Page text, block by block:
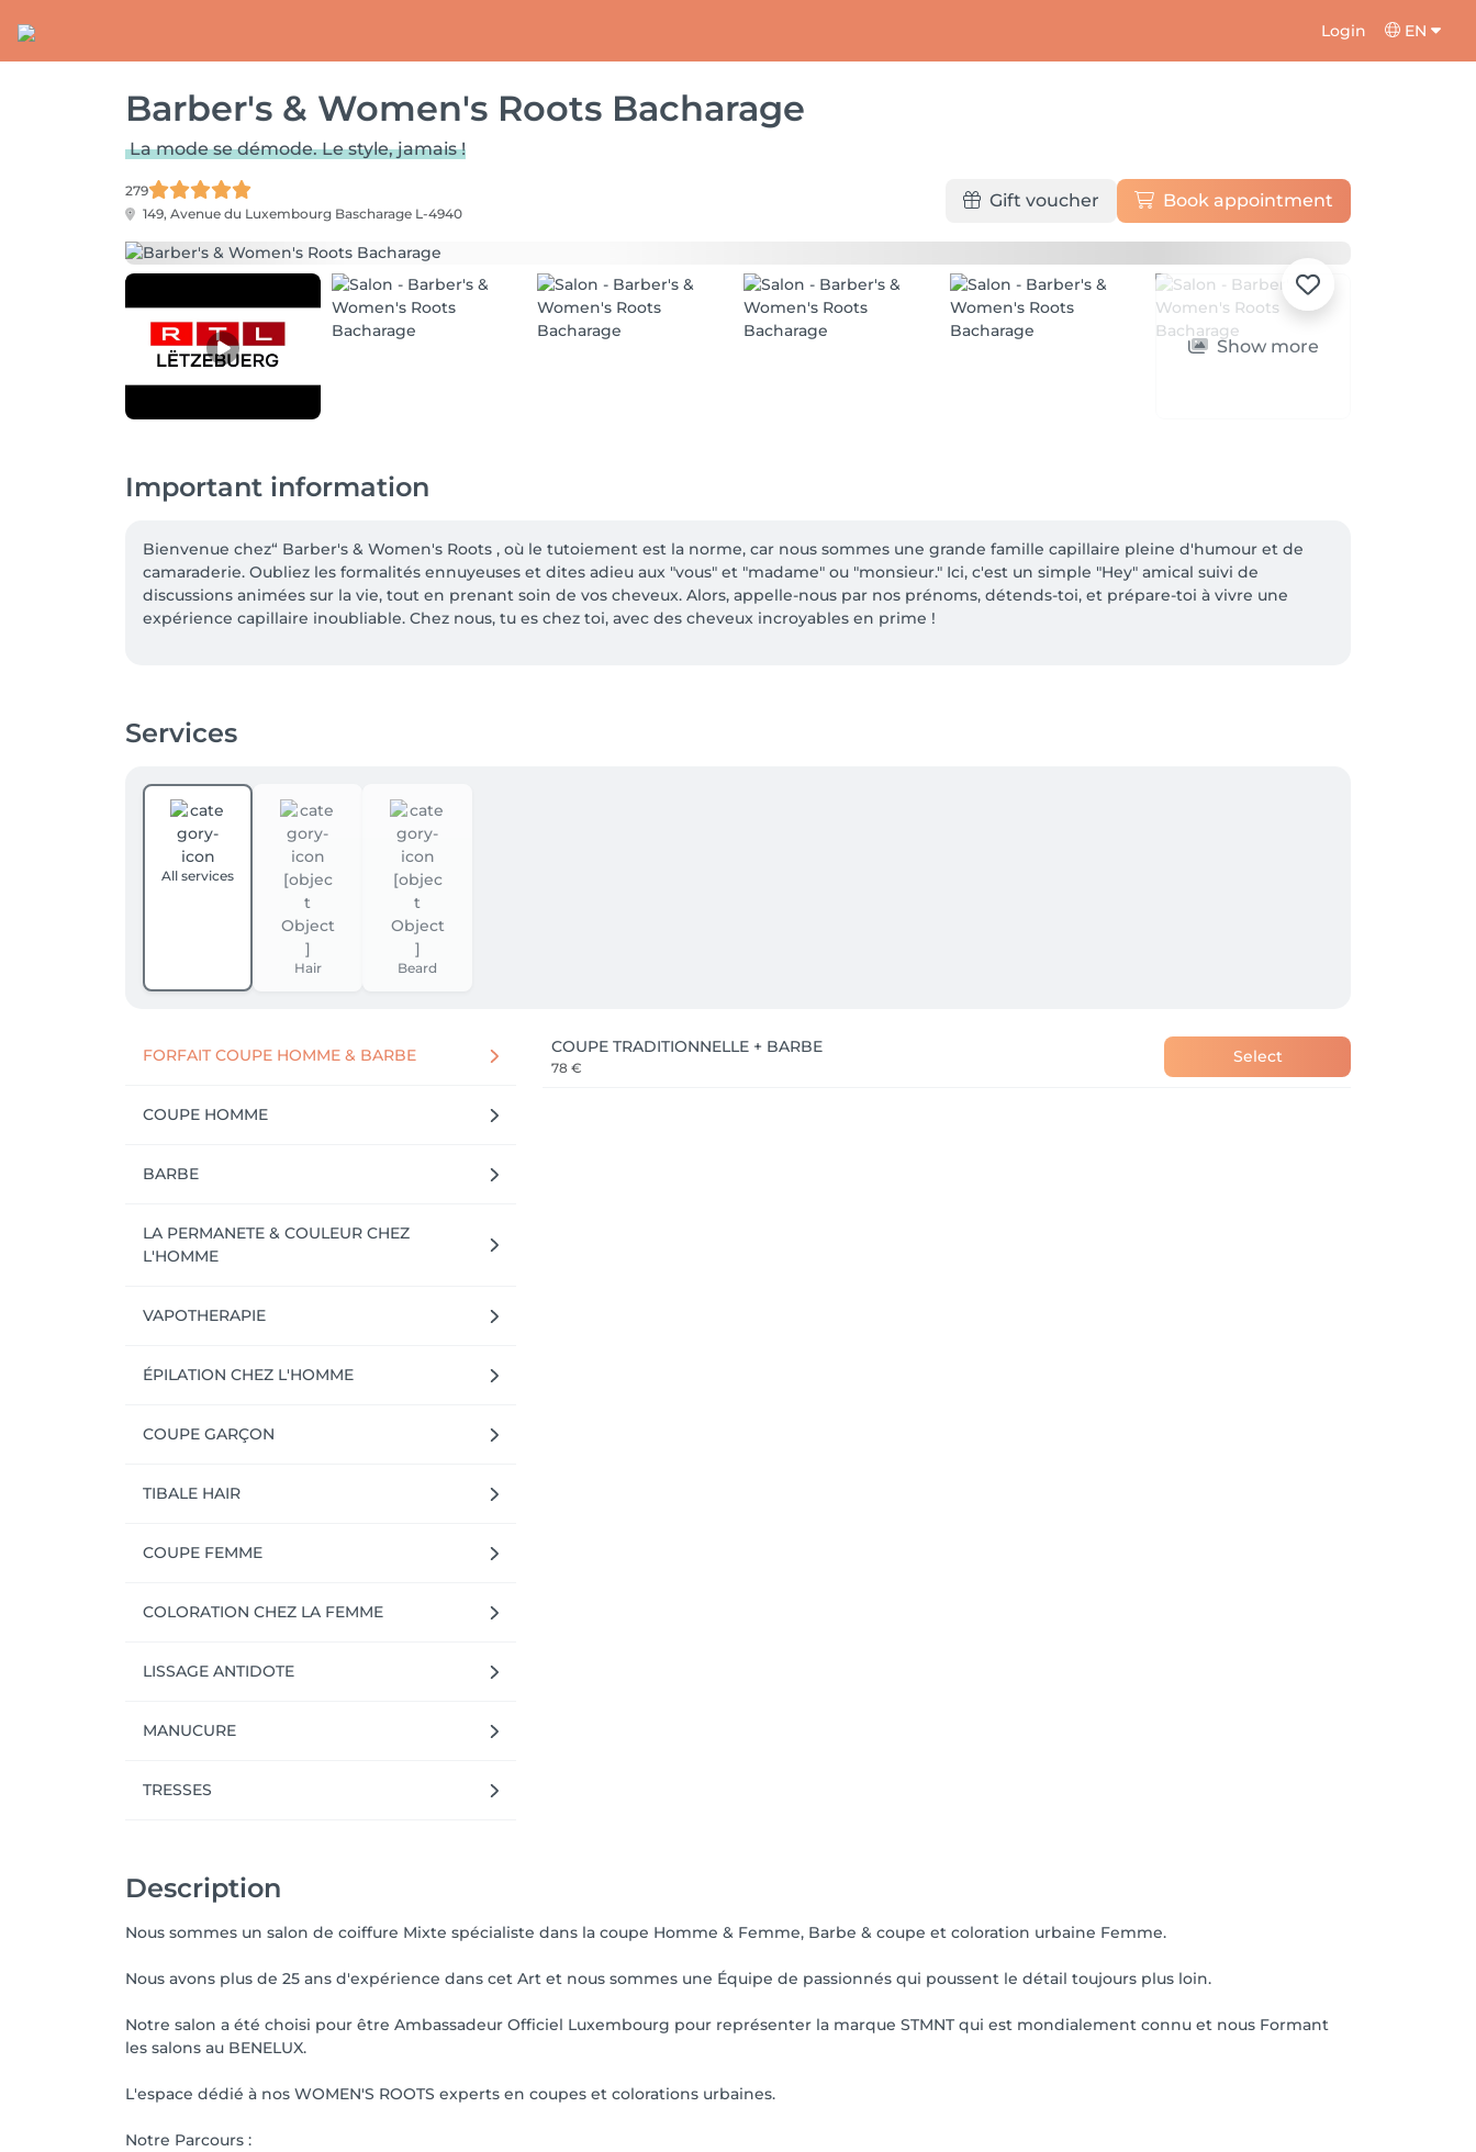
Login EN
Barber's & Women's Roots Bacharage
La mode se démode. Le style, jamais !
279
149, Avenue du Luxembourg Bascharage L-4940
Gift voucher Book appointment
Show more
Important information
Bienvenue chez“ Barber's & Women's Roots , où le tutoiement est la norme, car nous sommes une grande famille capillaire pleine d'humour et de
camaraderie. Oubliez les formalités ennuyeuses et dites adieu aux "vous" et "madame" ou "monsieur." Ici, c'est un simple "Hey" amical suivi de
discussions animées sur la vie, tout en prenant soin de vos cheveux. Alors, appelle-nous par nos prénoms, détends-toi, et prépare-toi à vivre une
expérience capillaire inoubliable. Chez nous, tu es chez toi, avec des cheveux incroyables en prime !
Services
All services
Hair Beard
FORFAIT COUPE HOMME & BARBE
COUPE HOMME
BARBE
LA PERMANETE & COULEUR CHEZ
L'HOMME
VAPOTHERAPIE
ÉPILATION CHEZ L'HOMME
COUPE GARÇON
TIBALE HAIR
COUPE FEMME
COLORATION CHEZ LA FEMME
LISSAGE ANTIDOTE
MANUCURE
TRESSES
COUPE TRADITIONNELLE + BARBE
78 €
Select
Description
Nous sommes un salon de coiffure Mixte spécialiste dans la coupe Homme & Femme, Barbe & coupe et coloration urbaine Femme.
Nous avons plus de 25 ans d'expérience dans cet Art et nous sommes une Équipe de passionnés qui poussent le détail toujours plus loin.
Notre salon a été choisi pour être Ambassadeur Officiel Luxembourg pour représenter la marque STMNT qui est mondialement connu et nous Formant
les salons au BENELUX.
L'espace dédié à nos WOMEN'S ROOTS experts en coupes et colorations urbaines.
Notre Parcours :